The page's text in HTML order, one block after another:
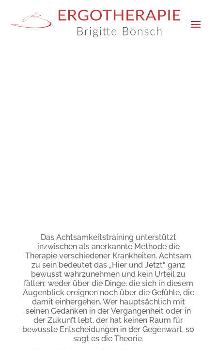
Das Achtsamkeitstraining unterstützt
inzwischen als anerkannte Methode die
Therapie verschiedener Krankheiten. Achtsam
zu sein bedeutet das „Hier und Jetzt“ ganz
bewusst wahrzunehmen und kein Urteil zu
fällen; weder über die Dinge, die sich in diesem
Augenblick ereignen noch über die Gefühle, die
damit einhergehen. Wer hauptsächlich mit
seinen Gedanken in der Vergangenheit oder in
der Zukunft lebt, der hat keinen Raum für
bewusste Entscheidungen in der Gegenwart, so
sagt es die Theorie.